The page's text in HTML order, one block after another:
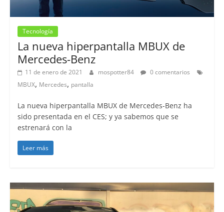
Tecnología
La nueva hiperpantalla MBUX de
Mercedes-Benz
11 de enero de 2021 mospotter84
0 comentarios
MBUX, Mercedes, pantalla
La nueva hiperpantalla MBUX de Mercedes-Benz ha
sido presentada en el CES; y ya sabemos que se
estrenará con la
Leer más